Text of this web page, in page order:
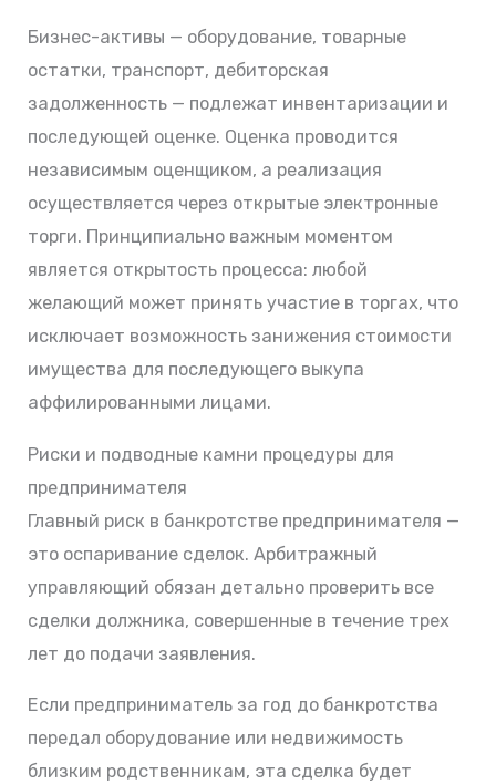
Бизнес-активы — оборудование, товарные
остатки, транспорт, дебиторская
задолженность — подлежат инвентаризации и
последующей оценке. Оценка проводится
независимым оценщиком, а реализация
осуществляется через открытые электронные
торги. Принципиально важным моментом
является открытость процесса: любой
желающий может принять участие в торгах, что
исключает возможность занижения стоимости
имущества для последующего выкупа
аффилированными лицами.
Риски и подводные камни процедуры для
предпринимателя
Главный риск в банкротстве предпринимателя —
это оспаривание сделок. Арбитражный
управляющий обязан детально проверить все
сделки должника, совершенные в течение трех
лет до подачи заявления.
Если предприниматель за год до банкротства
передал оборудование или недвижимость
близким родственникам, эта сделка будет